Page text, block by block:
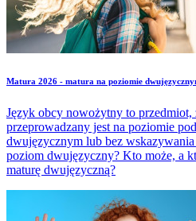
Matura 2026 - matura na poziomie
Język obcy nowożytny to przedmiot,
przeprowadzany jest na poziomie
dwujęzycznym lub bez
poziom dwujęzyczny? Kto może, a
maturę dwujęzyczną?